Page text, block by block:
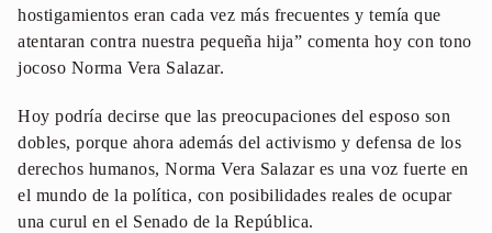
hostigamientos eran cada vez más frecuentes y temía que
atentaran contra nuestra pequeña hija” comenta hoy con tono
jocoso Norma Vera Salazar.
Hoy podría decirse que las preocupaciones del esposo son
dobles, porque ahora además del activismo y defensa de los
derechos humanos, Norma Vera Salazar es una voz fuerte en
el mundo de la política, con posibilidades reales de ocupar
una curul en el Senado de la República.